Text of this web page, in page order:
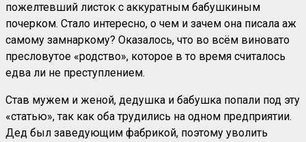
пожелтевший листок с аккуратным бабушкиным
почерком. Стало интересно, о чем и зачем она писала аж
самому замнаркому? Оказалось, что во всём виновато
пресловутое «родство», которое в то время считалось
едва ли не преступлением.
Став мужем и женой, дедушка и бабушка попали под эту
«статью», так как оба трудились на одном предприятии.
Дед был заведующим фабрикой, поэтому уволить